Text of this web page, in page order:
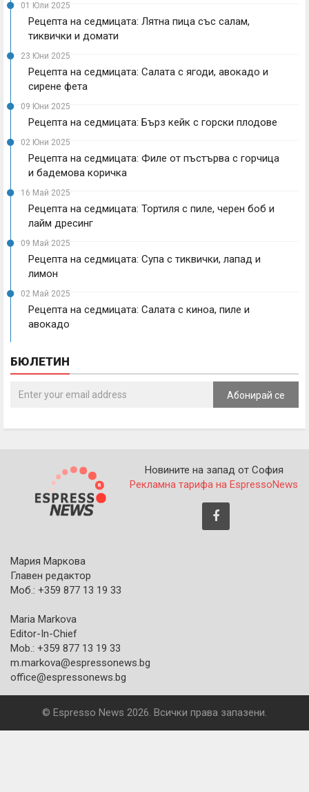
01 Юли 2025
Рецепта на седмицата: Лятна пица със салам,
тиквички и домати
23 Юни 2025
Рецепта на седмицата: Салата с ягоди, авокадо и
сирене фета
09 Юни 2025
Рецепта на седмицата: Бърз кейк с горски плодове
02 Юни 2025
Рецепта на седмицата: Филе от пъстърва с горчица
и бадемова коричка
16 Май 2025
Рецепта на седмицата: Тортиля с пиле, черен боб и
лайм дресинг
09 Май 2025
Рецепта на седмицата: Супа с тиквички, лапад и
лимон
02 Май 2025
Рецепта на седмицата: Салата с киноа, пиле и
авокадо
БЮЛЕТИН
Абонирай се
Новините на запад от София
Рекламна тарифа на EspressoNews
Мария Маркова
Главен редактор
Моб.: +359 877 13 19 33
Maria Markova
Editor-In-Chief
Mob.: +359 877 13 19 33
m.markova@espressonews.bg
office@espressonews.bg
© Espresso News 2026. Всички права запазени.